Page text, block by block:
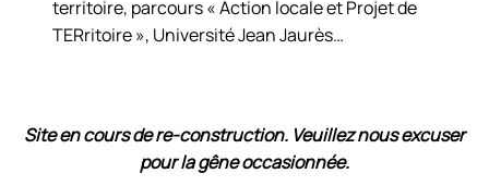
territoire, parcours « Action locale et Projet de
TERritoire », Université Jean Jaurès…
Site en cours de re-construction. Veuillez nous excuser
pour la gêne occasionnée.